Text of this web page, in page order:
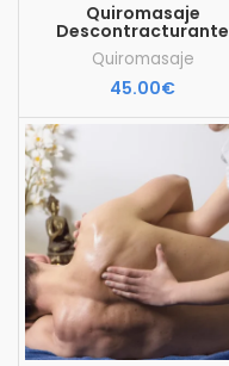
Quiromasaje
Descontracturante
Quiromasaje
45.00€